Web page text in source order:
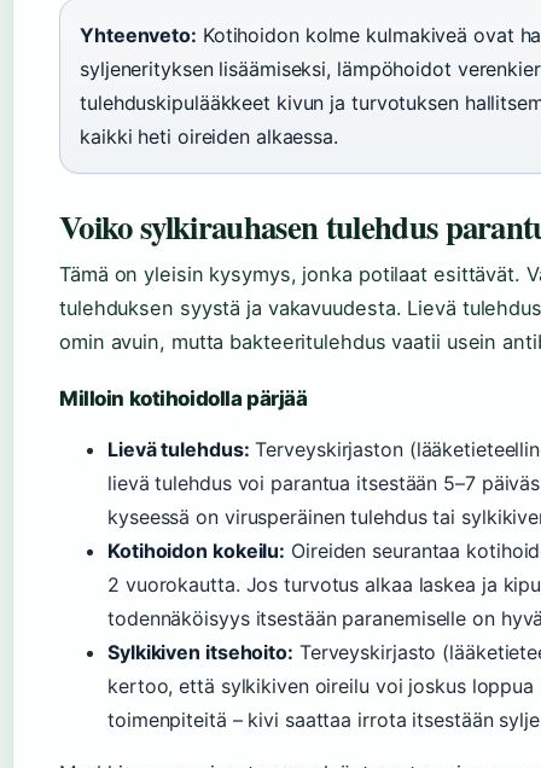
Yhteenveto: Kotihoidon kolme kulmakiveä ovat
syljenerityksen lisäämiseksi, lämpöhoidot
tulehduskipulääkkeet kivun ja turvotuksen
kaikki heti oireiden alkaessa.
Voiko sylkirauhasen tulehdus
Tämä on yleisin kysymys, jonka potilaat esittävät.
tulehduksen syystä ja vakavuudesta. Lievä
omin avuin, mutta bakteeritulehdus vaatii usein
Milloin kotihoidolla pärjää
Lievä tulehdus: Terveyskirjaston
lievä tulehdus voi parantua itsestään 5–7
kyseessä on virusperäinen tulehdus tai
Kotihoidon kokeilu: Oireiden seurantaa
2 vuorokautta. Jos turvotus alkaa laskea ja
todennäköisyys itsestään paranemiselle on
Sylkikiven itsehoito: Terveyskirjasto
kertoo, että sylkikiven oireilu voi joskus loppua
toimenpiteitä – kivi saattaa irrota itsestään